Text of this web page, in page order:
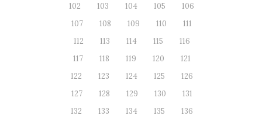
102
103 104 105
106
107
108 109 110
111
112
113 114 115
116
117
118 119 120
121
122
123 124 125
126
127
128 129 130
131
132
133 134 135
136